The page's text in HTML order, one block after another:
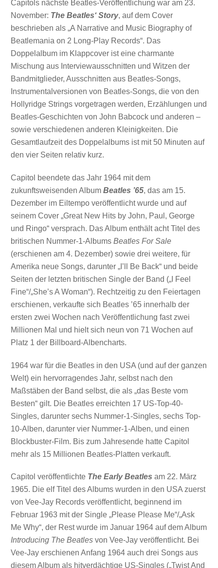
Capitols nächste Beatles-Veröffentlichung war am 23.
November: The Beatles‘ Story, auf dem Cover
beschrieben als „A Narrative and Music Biography of
Beatlemania on 2 Long-Play Records“. Das
Doppelalbum im Klappcover ist eine charmante
Mischung aus Interviewausschnitten und Witzen der
Bandmitglieder, Ausschnitten aus Beatles-Songs,
Instrumentalversionen von Beatles-Songs, die von den
Hollyridge Strings vorgetragen werden, Erzählungen und
Beatles-Geschichten von John Babcock und anderen –
sowie verschiedenen anderen Kleinigkeiten. Die
Gesamtlaufzeit des Doppelalbums ist mit 50 Minuten auf
den vier Seiten relativ kurz.
Capitol beendete das Jahr 1964 mit dem
zukunftsweisenden AlbumBeatles ’65, das am 15.
Dezember im Eiltempo veröffentlicht wurde und auf
seinem Cover „Great New Hits by John, Paul, George
und Ringo“ versprach. Das Album enthält acht Titel des
britischen Nummer-1-AlbumsBeatles For Sale
(erschienen am 4. Dezember) sowie drei weitere, für
Amerika neue Songs, darunter „I’ll Be Back“ und beide
Seiten der letzten britischen Single der Band („I Feel
Fine“/„She’s A Woman“). Rechtzeitig zu den Feiertagen
erschienen, verkaufte sich Beatles ’65 innerhalb der
ersten zwei Wochen nach Veröffentlichung fast zwei
Millionen Mal und hielt sich neun von 71 Wochen auf
Platz 1 der Billboard-Albencharts.
1964 war für die Beatles in den USA (und auf der ganzen
Welt) ein hervorragendes Jahr, selbst nach den
Maßstäben der Band selbst, die als „das Beste vom
Besten“ gilt. Die Beatles erreichten 17 US-Top-40-
Singles, darunter sechs Nummer-1-Singles, sechs Top-
10-Alben, darunter vier Nummer-1-Alben, und einen
Blockbuster-Film. Bis zum Jahresende hatte Capitol
mehr als 15 Millionen Beatles-Platten verkauft.
Capitol veröffentlichte The Early Beatles am 22. März
1965. Die elf Titel des Albums wurden in den USA zuerst
von Vee-Jay Records veröffentlicht, beginnend im
Februar 1963 mit der Single „Please Please Me“/„Ask
Me Why“, der Rest wurde im Januar 1964 auf dem Album
Introducing The Beatles von Vee-Jay veröffentlicht. Bei
Vee-Jay erschienen Anfang 1964 auch drei Songs aus
diesem Album als hitverdächtige US-Singles („Twist And